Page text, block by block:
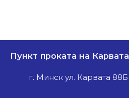
Пункт проката на Карвата
г. Минск ул. Карвата 88Б